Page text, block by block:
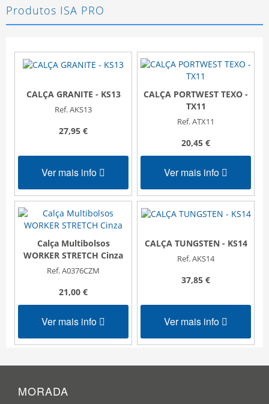
Produtos ISA PRO
CALÇA GRANITE - KS13
Ref. AKS13
27,95 €
Ver mais info
CALÇA PORTWEST TEXO -
TX11
Ref. ATX11
20,45 €
Ver mais info
Calça Multibolsos
WORKER STRETCH Cinza
Ref. A0376CZM
21,00 €
Ver mais info
CALÇA TUNGSTEN - KS14
Ref. AKS14
37,85 €
Ver mais info
MORADA